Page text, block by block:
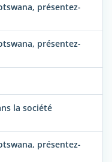
présentez-
présentez-
la société
présentez-